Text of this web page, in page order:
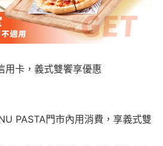
用卡，義式雙饗享優惠
PASTA門市內用消費，享義式雙